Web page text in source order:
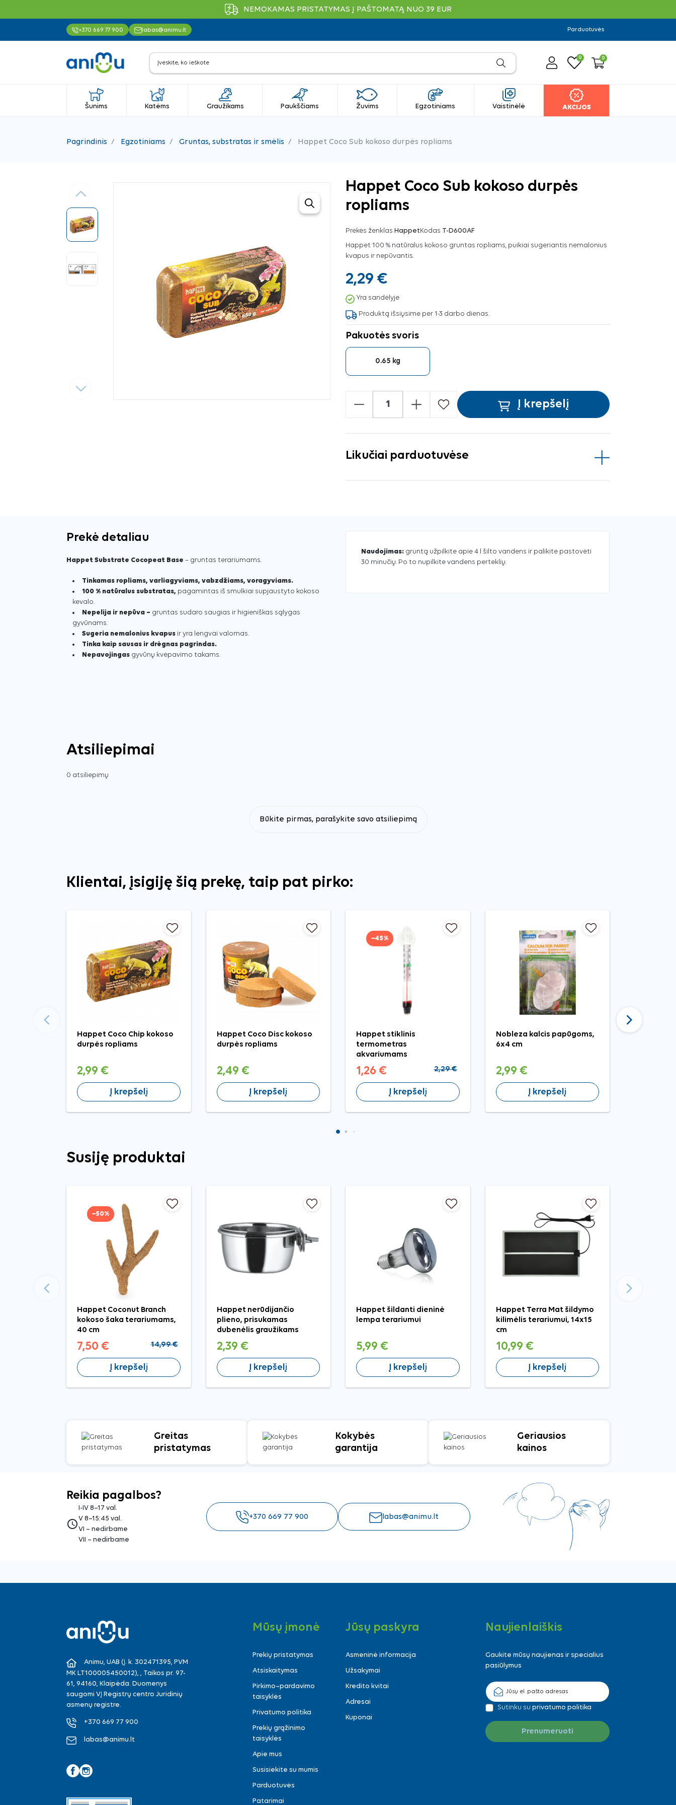
NEMOKAMAS PRISTATYMAS Į PAŠTOMATĄ NUO 39 EUR
+370 669 77 900 labas@animu.lt Parduotuvės
0 0
Šunims Katėms Graužikams Paukščiams Žuvims Egzotiniams Vaistinėlė AKCIJOS
Pagrindinis Egzotiniams Gruntas, substratas ir smėlis Happet Coco Sub kokoso durpės ropliams
Ankstesnis
Tęsti
Happet Coco Sub kokoso durpės
ropliams
Prekės ženklas HappetKodas T-D600AF
Happet 100 % natūralus kokoso gruntas ropliams, puikiai sugeriantis nemalonius
kvapus ir nepūvantis.
2,29 €
Yra sandėlyje
Produktą išsiųsime per 1-3 darbo dienas.
Pakuotės svoris
0.65 kg
- + Į krepšelį
Likučiai parduotuvėse
Prekė detaliau
Happet Substrate Cocopeat Base – gruntas terariumams.
Tinkamas ropliams, varliagyviams, vabzdžiams, voragyviams.
100 % natūralus substratas, pagamintas iš smulkiai supjaustyto kokoso
kevalo.
Nepelija ir nepūva – gruntas sudaro saugias ir higieniškas sąlygas
gyvūnams.
Sugeria nemalonius kvapus ir yra lengvai valomas.
Tinka kaip sausas ir drėgnas pagrindas.
Nepavojingas gyvūnų kvėpavimo takams.
Naudojimas: gruntą užpilkite apie 4 l šilto vandens ir palikite pastovėti
30 minučių. Po to nupilkite vandens perteklių.
Atsiliepimai
0 atsiliepimų
Būkite pirmas, parašykite savo atsiliepimą
Klientai, įsigiję šią prekę, taip pat pirko:
Happet Coco Chip kokoso
durpės ropliams
2,99 €
Į krepšelį
Happet Coco Disc kokoso
durpės ropliams
2,49 €
Į krepšelį
−45%
Happet stiklinis
termometras
akvariumams
1,26 € 2,29 €
Į krepšelį
Nobleza kalcis papūgoms,
6x4 cm
2,99 €
Į krepšelį
Ankstesnis Tęsti
Susiję produktai
−50%
Happet Coconut Branch
kokoso šaka terariumams,
40 cm
7,50 € 14,99 €
Į krepšelį
Happet nerūdijančio
plieno, prisukamas
dubenėlis graužikams
2,39 €
Į krepšelį
Happet šildanti dieninė
lempa terariumui
5,99 €
Į krepšelį
Happet Terra Mat šildymo
kilimėlis terariumui, 14x15
cm
10,99 €
Į krepšelį
Greitas
pristatymas
Kokybės
garantija
Geriausios
kainos
Reikia pagalbos?
access_time
I-IV 8–17 val.
V 8–15:45 val.
VI – nedirbame
VII – nedirbame
+370 669 77 900 labas@animu.lt
Animu, UAB (Į. k. 302471395, PVM
MK LT100005450012), , Taikos pr. 97-
61, 94160, Klaipėda. Duomenys
saugomi VĮ Registrų centro Juridinių
asmenų registre.
+370 669 77 900
labas@animu.lt
Mūsų įmonė
Prekių pristatymas
Atsiskaitymas
Pirkimo–pardavimo
taisyklės
Privatumo politika
Prekių grąžinimo
taisyklės
Apie mus
Susisiekite su mumis
Parduotuvės
Patarimai
Jūsų paskyra
Asmeninė informacija
Užsakymai
Kredito kvitai
Adresai
Kuponai
Naujienlaiškis
Gaukite mūsų naujienas ir specialius
pasiūlymus
Sutinku su privatumo politika